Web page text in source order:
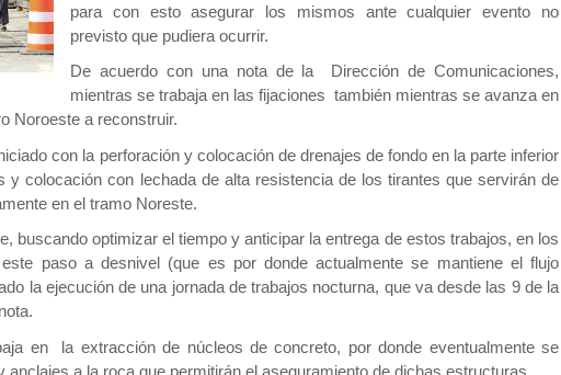
para con esto asegurar los mismos ante cualquier evento no
previsto que pudiera ocurrir.
De acuerdo con una nota de la Dirección de Comunicaciones,
mientras se trabaja en las fijaciones también mientras se avanza en
Noroeste a reconstruir.
con la perforación y colocación de drenajes de fondo en la parte inferior
colocación con lechada de alta resistencia de los tirantes que servirán de
en el tramo Noreste.
buscando optimizar el tiempo y anticipar la entrega de estos trabajos, en los
paso a desnivel (que es por donde actualmente se mantiene el flujo
la ejecución de una jornada de trabajos nocturna, que va desde las 9 de la
en la extracción de núcleos de concreto, por donde eventualmente se
a la roca que permitirán el aseguramiento de dichas estructuras.